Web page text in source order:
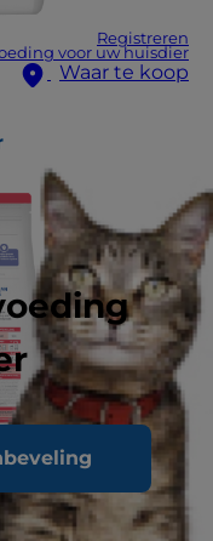
Registreren
voor uw huisdier
Waar te koop